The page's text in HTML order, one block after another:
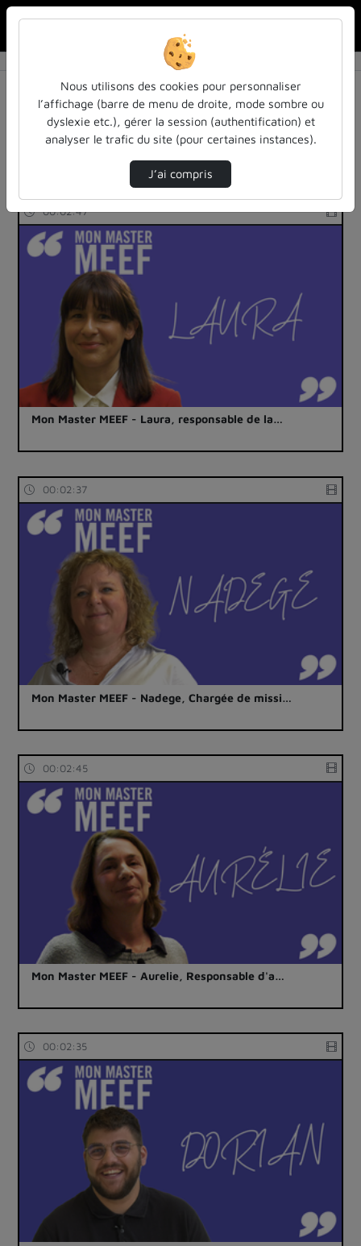
Résultats de la recherche
Filtres actifs (cliquer pour en retirer) :
education
enseignement temoignages
00:02:47
Mon Master MEEF - Laura, responsable de la…
00:02:37
Mon Master MEEF - Nadege, Chargée de missi…
00:02:45
Mon Master MEEF - Aurelie, Responsable d'a…
00:02:35
Nous utilisons des cookies pour personnaliser
l’affichage (barre de menu de droite, mode sombre ou
dyslexie etc.), gérer la session (authentification) et
analyser le trafic du site (pour certaines instances).
J’ai compris